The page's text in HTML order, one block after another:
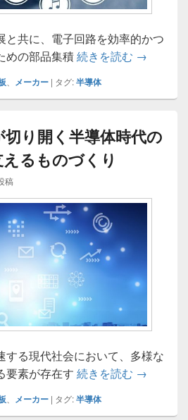
と共に、電子回路を効率的かつ
めの部品集積続きを読む 電子機器
→
メーカー | タグ:半導体
り開く半導体時代の
るものづくり
稿
する現代社会において、多様な
要素が存在す 続きを読む プリント
→
メーカー | タグ:半導体